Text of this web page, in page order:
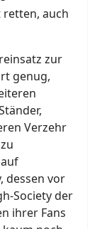
auch
zur
genug,
Verzehr
dessen vor
Society der
ihrer Fans